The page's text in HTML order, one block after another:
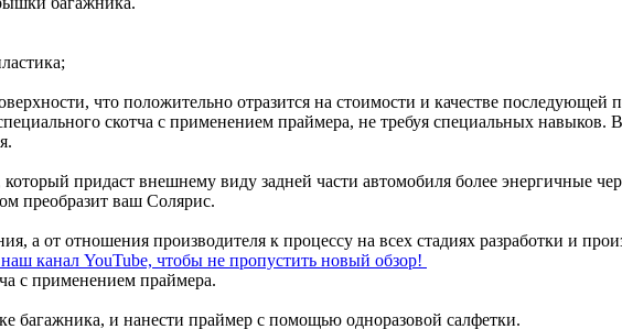
что положительно отразится на стоимости и качестве последующей
скотча с применением праймера, не требуя специальных навыков.
придаст внешнему виду задней части автомобиля более энергичные
преобразит ваш Солярис.
а от отношения производителя к процессу на всех стадиях разработки и
канал YouTube, чтобы не пропустить новый обзор!
с применением праймера.
багажника, и нанести праймер с помощью одноразовой салфетки.